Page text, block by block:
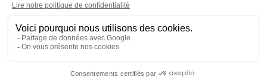
Cliquez ici pour modifier vos préférences en matière de cookies.